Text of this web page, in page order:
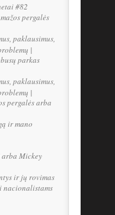
#82
mažos pergalės
paklausimus,
|
parkas
paklausimus,
|
pergalės arba
ir mano
Mickey
ir jų rovimas
nacionalistams